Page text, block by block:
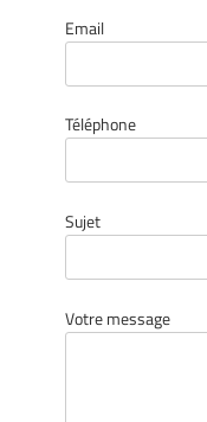
Email
Téléphone
Sujet
Votre message